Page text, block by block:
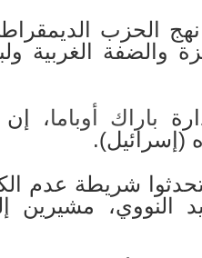
الحزب
والضفة الغربية
باراك أوباما، إن
(إسرائيل).
شريطة عدم
النووي، مشيرين